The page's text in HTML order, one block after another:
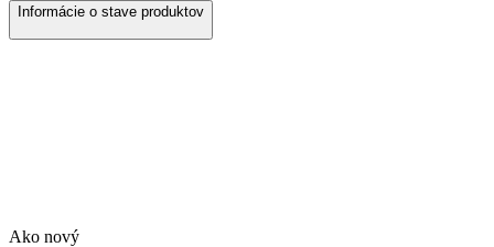
Informácie o stave produktov
Ako nový